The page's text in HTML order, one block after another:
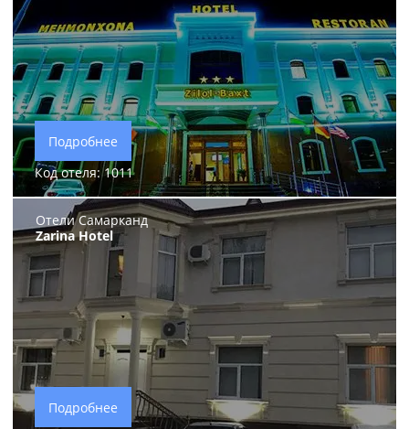
Подробнее
Код отеля: 1011
Отели Самарканд
Zarina Hotel
Подробнее